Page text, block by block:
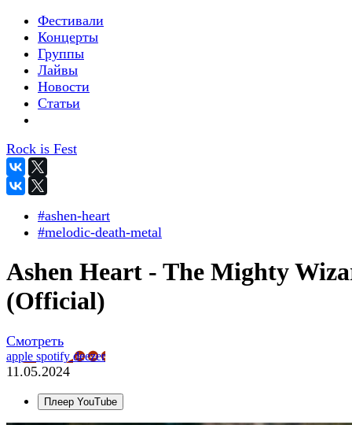
Фестивали
Концерты
Группы
Лайвы
Новости
Статьи
Rock is Fest
#ashen-heart
#melodic-death-metal
Ashen Heart - The Mighty
(Official)
Смотреть
apple spotifydeezer
11.05.2024
Плеер YouTube